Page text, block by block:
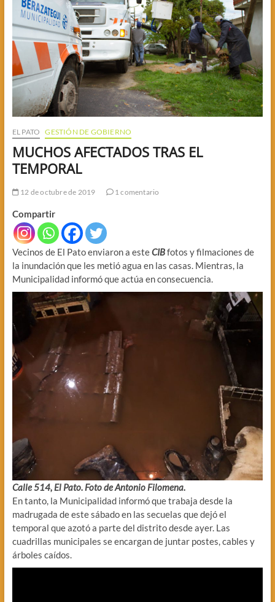
EL PATO GESTIÓN DE GOBIERNO
MUCHOS AFECTADOS TRAS EL
TEMPORAL
12 de octubre de 2019 1 comentario
Compartir
Vecinos de El Pato enviaron a esteCIBfotos y filmaciones de
la inundación que les metió agua en las casas. Mientras, la
Municipalidad informó que actúa en consecuencia.
Calle 514, El Pato. Foto de Antonio Filomena.
En tanto, la Municipalidad informó que trabaja desde la
madrugada de este sábado en las secuelas que dejó el
temporal que azotó a parte del distrito desde ayer. Las
cuadrillas municipales se encargan de juntar postes, cables y
árboles caídos.